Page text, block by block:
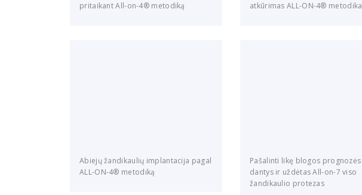
pritaikant All-on-4® metodiką
atkūrimas ALL-ON-4® metodika
Abiejų žandikaulių implantacija pagal
ALL-ON-4® metodiką
Pašalinti likę blogos prognozės
dantys ir uždėtas All-on-7 viso
žandikaulio protezas